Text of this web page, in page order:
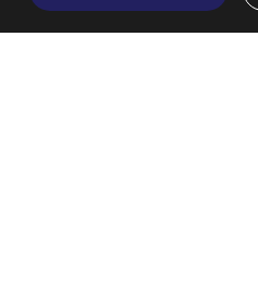
Искаш ли да получаваш
на недвижими имоти?